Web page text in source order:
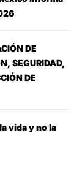
DE
SEGURIDAD,
DE
vida y no la